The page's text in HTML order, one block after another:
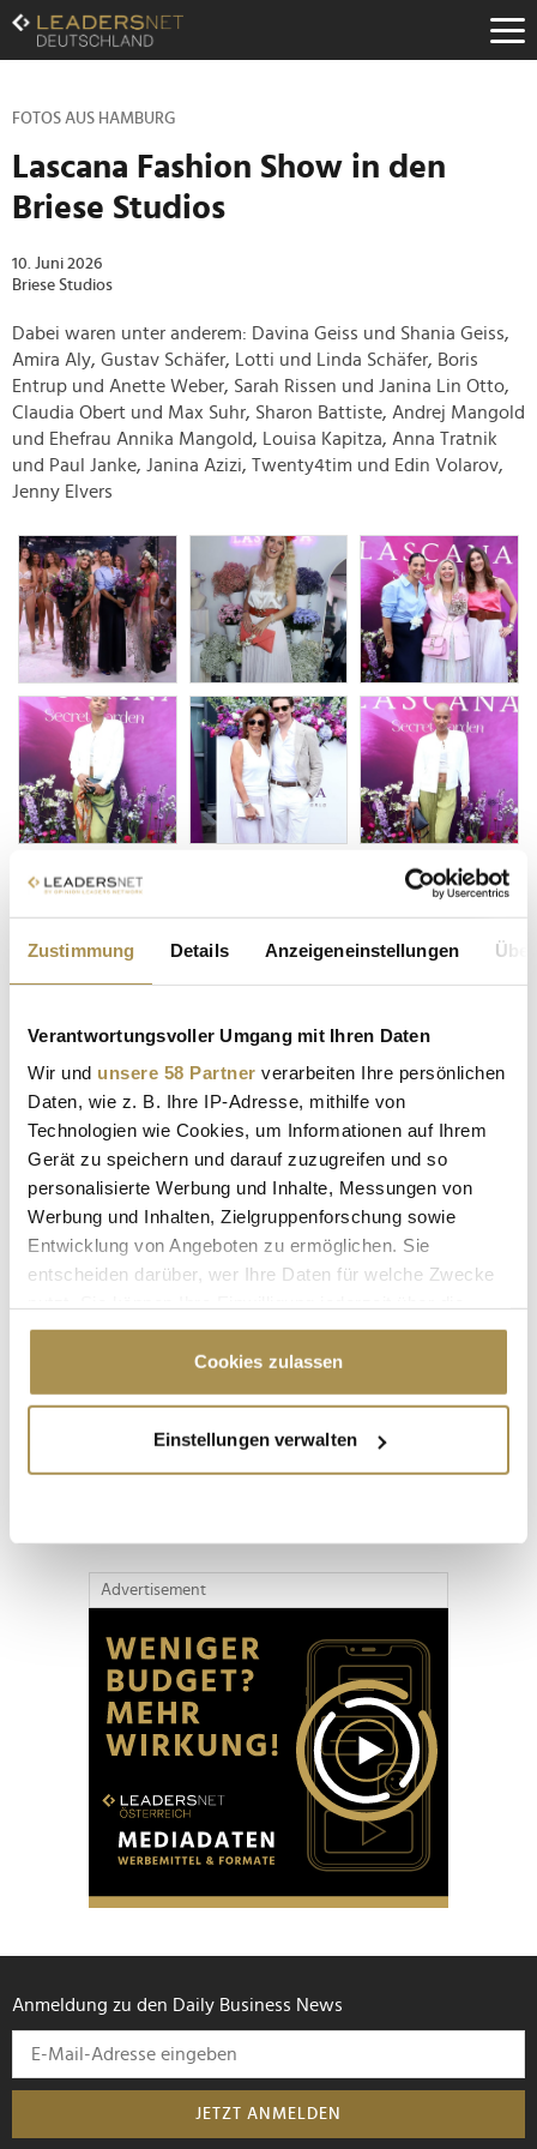
Zustimmung Details Anzeigeneinstellungen
Verantwortungsvoller Umgang mit Ihren Daten
Wir und unsere 58 Partner verarbeiten Ihre persönlichen
Daten, wie z. B. Ihre IP-Adresse, mithilfe von
Technologien wie Cookies, um Informationen auf Ihrem
Gerät zu speichern und darauf zuzugreifen und so
personalisierte Werbung und Inhalte, Messungen von
Werbung und Inhalten, Zielgruppenforschung sowie
Entwicklung von Angeboten zu ermöglichen. Sie
entscheiden darüber, wer Ihre Daten für welche Zwecke
Cookie-Erklärung oder durch Klicken auf das Privacy
Trigger Symbol ändern oder widerrufen
Informationen über Ihre geografische Lage
erfassen, welche bis auf einige Meter genau sein
Erfahren Sie mehr darüber, wie Ihre persönlichen Daten
Abschnitt Einzelheitenfest.
Wir verwenden Cookies, um Inhalte und Anzeigen zu
personalisieren, Funktionen für soziale Medien anbieten
zu können und die Zugriffe auf unsere Website zu
analysieren. Außerdem geben wir Informationen zu Ihrer
Verwendung unserer Website an unsere Partner für
soziale Medien, Werbung und Analysen weiter. Unsere
Cookies zulassen
Einstellungen verwalten
Zum
Inhalt
Zur
Navigation
Hauptnavigation
FOTOS AUS HAMBURG
Lascana Fashion Show in den
Briese Studios
10. Juni 2026
Briese Studios
Dabei waren unter anderem: Davina Geiss und Shania Geiss,
Amira Aly, Gustav Schäfer, Lotti und Linda Schäfer, Boris
Entrup und Anette Weber, Sarah Rissen und Janina Lin Otto,
Claudia Obert und Max Suhr, Sharon Battiste, Andrej Mangold
und Ehefrau Annika Mangold, Louisa Kapitza, Anna Tratnik
und Paul Janke, Janina Azizi, Twenty4tim und Edin Volarov,
Jenny Elvers
Seite 1 / 9 WEITER
ALLE GALERIEN
Advertisement
Anmeldung zu den Daily Business News
JETZT ANMELDEN